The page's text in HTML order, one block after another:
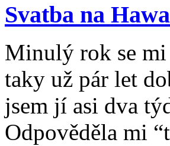
Svatba na
Minulý rok se
taky už pár let
jsem jí asi dva
Odpověděla mi